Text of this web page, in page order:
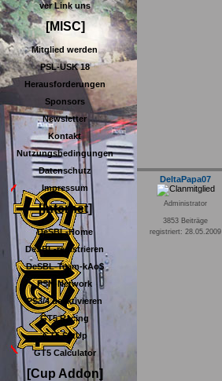
ver Link uns
[MISC]
Mitglied werden
PSL-USK 18
Herausforderungen
Sponsors
Newsletter
Kontakt
Nutzungsbedingungen
Datenschutz
Impressum
[Internet]
DeSBL-Home
DeSBL-registrieren
DeSBL-Team-kAo$
PSN-Network
PS3/4 deaktivieren
GT5 Racing
GT5 SetUp
GT5 Calculator
[Cup Addon]
DeltaPapa07
Administrator
3853 Beiträge
registriert: 28.05.2009